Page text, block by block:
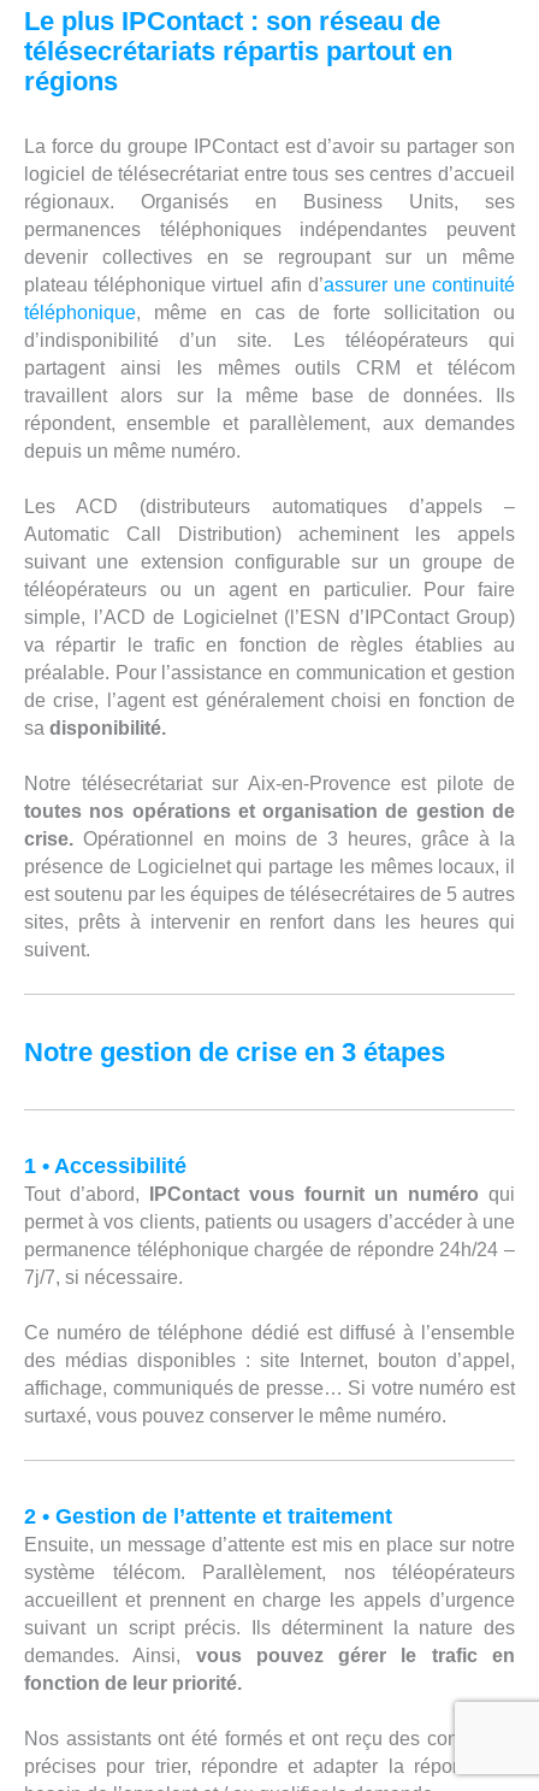
Le plus IPContact : son réseau de
télésecrétariats répartis partout en
régions
La force du groupe IPContact est d’avoir su partager son
logiciel de télésecrétariat entre tous ses centres d’accueil
régionaux. Organisés en Business Units, ses
permanences téléphoniques indépendantes peuvent
devenir collectives en se regroupant sur un même
plateau téléphonique virtuel afin d’assurer une continuité
téléphonique, même en cas de forte sollicitation ou
d’indisponibilité d’un site. Les téléopérateurs qui
partagent ainsi les mêmes outils CRM et télécom
travaillent alors sur la même base de données. Ils
répondent, ensemble et parallèlement, aux demandes
depuis un même numéro.
Les ACD (distributeurs automatiques d’appels –
Automatic Call Distribution) acheminent les appels
suivant une extension configurable sur un groupe de
téléopérateurs ou un agent en particulier. Pour faire
simple, l’ACD de Logicielnet (l’ESN d’IPContact Group)
va répartir le trafic en fonction de règles établies au
préalable. Pour l’assistance en communication et gestion
de crise, l’agent est généralement choisi en fonction de
sa disponibilité.
Notre télésecrétariat sur Aix-en-Provence est pilote de
toutes nos opérations et organisation de gestion de
crise. Opérationnel en moins de 3 heures, grâce à la
présence de Logicielnet qui partage les mêmes locaux, il
est soutenu par les équipes de télésecrétaires de 5 autres
sites, prêts à intervenir en renfort dans les heures qui
suivent.
Notre gestion de crise en 3 étapes
1 • Accessibilité
Tout d’abord, IPContact vous fournit un numéro qui
permet à vos clients, patients ou usagers d’accéder à une
permanence téléphonique chargée de répondre 24h/24 –
7j/7, si nécessaire.
Ce numéro de téléphone dédié est diffusé à l’ensemble
des médias disponibles : site Internet, bouton d’appel,
affichage, communiqués de presse… Si votre numéro est
surtaxé, vous pouvez conserver le même numéro.
2 • Gestion de l’attente et traitement
Ensuite, un message d’attente est mis en place sur notre
système télécom. Parallèlement, nos téléopérateurs
accueillent et prennent en charge les appels d’urgence
suivant un script précis. Ils déterminent la nature des
demandes. Ainsi, vous pouvez gérer le trafic en
fonction de leur priorité.
Nos assistants ont été formés et ont reçu des consignes
précises pour trier, répondre et adapter la réponse au